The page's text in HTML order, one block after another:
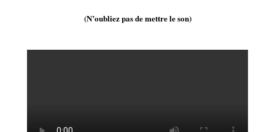
(N’oubliez pas de mettre le son)